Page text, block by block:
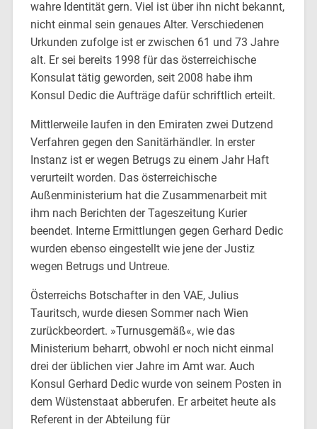
wahre Identität gern. Viel ist über ihn nicht bekannt,
nicht einmal sein genaues Alter. Verschiedenen
Urkunden zufolge ist er zwischen 61 und 73 Jahre
alt. Er sei bereits 1998 für das österreichische
Konsulat tätig geworden, seit 2008 habe ihm
Konsul Dedic die Aufträge dafür schriftlich erteilt.
Mittlerweile laufen in den Emiraten zwei Dutzend
Verfahren gegen den Sanitärhändler. In erster
Instanz ist er wegen Betrugs zu einem Jahr Haft
verurteilt worden. Das österreichische
Außenministerium hat die Zusammenarbeit mit
ihm nach Berichten der Tageszeitung Kurier
beendet. Interne Ermittlungen gegen Gerhard Dedic
wurden ebenso eingestellt wie jene der Justiz
wegen Betrugs und Untreue.
Österreichs Botschafter in den VAE, Julius
Tauritsch, wurde diesen Sommer nach Wien
zurückbeordert. »Turnusgemäß«, wie das
Ministerium beharrt, obwohl er noch nicht einmal
drei der üblichen vier Jahre im Amt war. Auch
Konsul Gerhard Dedic wurde von seinem Posten in
dem Wüstenstaat abberufen. Er arbeitet heute als
Referent in der Abteilung für